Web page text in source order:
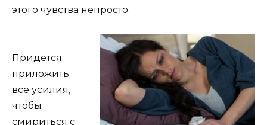
этого чувства непросто.
Придется
приложить
все усилия,
чтобы
смириться с